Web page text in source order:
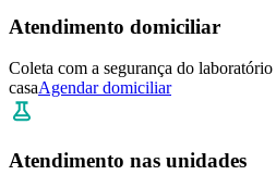
Atendimento domiciliar
Coleta com a segurança do
casaAgendar domiciliar
Atendimento nas unidades